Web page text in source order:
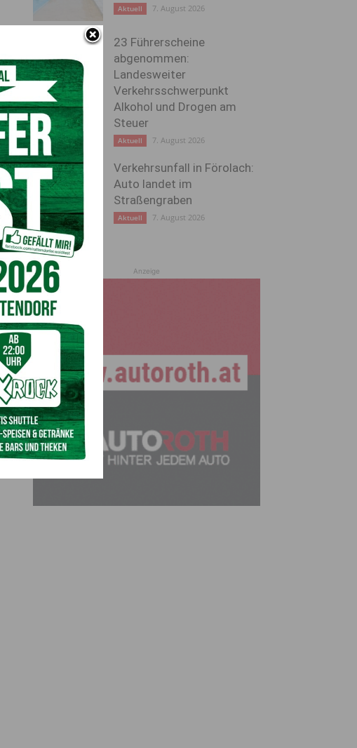
Aktuell 7. August 2026
23 Führerscheine
abgenommen:
Landesweiter
Verkehrsschwerpunkt
Alkohol und Drogen am
Steuer
Aktuell 7. August 2026
Verkehrsunfall in Förolach:
Auto landet im
Straßengraben
Aktuell 7. August 2026
Anzeige